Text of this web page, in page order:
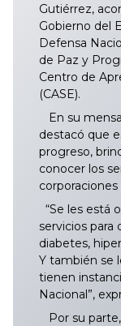
Gutiérrez,
Gobierno del
Defensa
de Paz y
Centro de
(CASE).
En su
destacó que
progreso,
conocer los
“Se les está
servicios
diabetes,
Y también se
tienen
Nacional”,
Por su